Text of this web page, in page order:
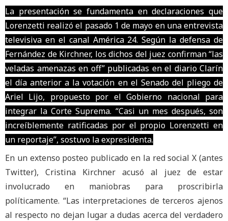
La presentación se fundamenta en declaraciones que
Lorenzetti realizó el pasado 1 de mayo en una entrevista
televisiva en el canal América 24. Según la defensa de
Fernández de Kirchner, los dichos del juez confirman “las
veladas amenazas en off” publicadas en el diario Clarín
el día anterior a la votación en el Senado del pliego de
Ariel Lijo, propuesto por el Gobierno nacional para
integrar la Corte Suprema. “Casi un mes después, son
increíblemente ratificadas por el propio Lorenzetti en
un reportaje”, sostuvo la expresidenta.
En un extenso posteo publicado en la red social X (antes
Twitter), Cristina Kirchner acusó al juez de estar
involucrado en maniobras para proscribirla
políticamente. “Las interpretaciones de terceros ajenos
al respecto no dejan lugar a dudas acerca del verdadero